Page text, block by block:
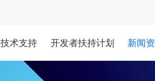
技术支持 开发者扶持计划 新闻